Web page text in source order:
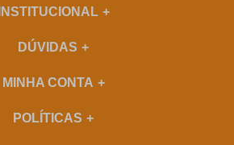
INSTITUCIONAL
DÚVIDAS
MINHA CONTA
POLÍTICAS